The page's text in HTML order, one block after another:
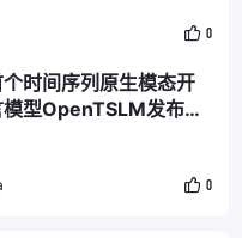
0
时间序列原生模态开
型OpenTSLM发布：
0